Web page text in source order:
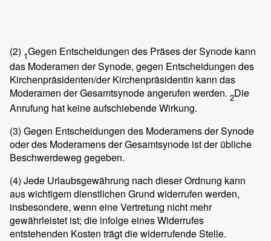
(2) 1Gegen Entscheidungen des Präses der Synode kann
das Moderamen der Synode, gegen Entscheidungen des
Kirchenpräsidenten/der Kirchenpräsidentin kann das
Moderamen der Gesamtsynode angerufen werden. 2Die
Anrufung hat keine aufschiebende Wirkung.
(3) Gegen Entscheidungen des Moderamens der Synode
oder des Moderamens der Gesamtsynode ist der übliche
Beschwerdeweg gegeben.
(4) Jede Urlaubsgewährung nach dieser Ordnung kann
aus wichtigem dienstlichen Grund widerrufen werden,
insbesondere, wenn eine Vertretung nicht mehr
gewährleistet ist; die infolge eines Widerrufes
entstehenden Kosten trägt die widerrufende Stelle.